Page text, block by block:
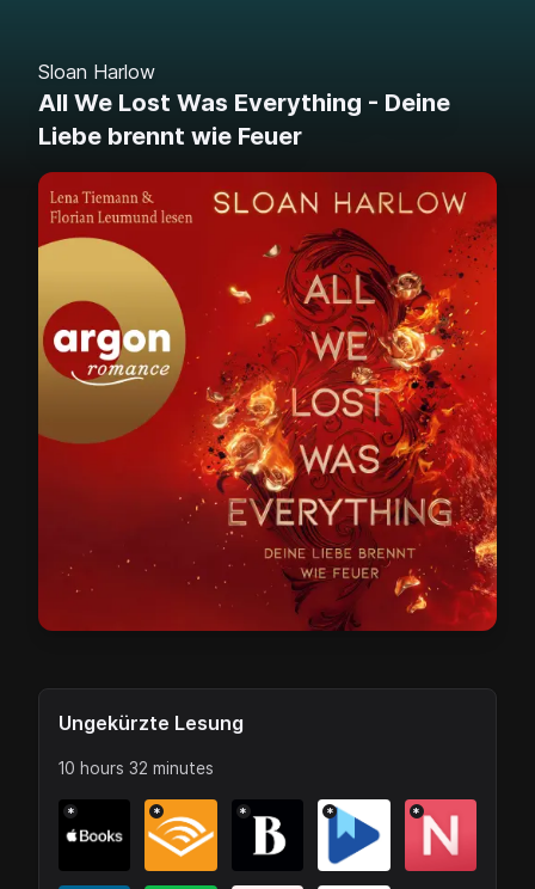
Sloan Harlow
All We Lost Was Everything - Deine
Liebe brennt wie Feuer
Ungekürzte Lesung
10 hours 32 minutes
* * * * *